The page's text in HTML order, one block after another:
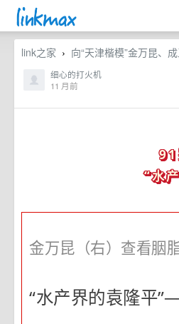
link之家 › 向“天津楷模”金万昆、
细心的打火机
11 月前
91
“水
金万昆（右）查看胭
“水产界的袁隆平